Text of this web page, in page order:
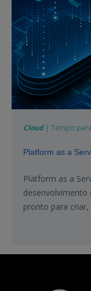
Cloud| Tempo
Platform as a
Platform as a
pronto para